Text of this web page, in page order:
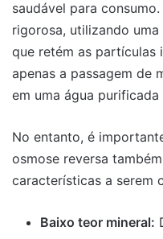
saudável para
rigorosa, utilizando
que retém as partículas
apenas a passagem de
em uma água
No entanto, é
osmose reversa
características a serem
Baixo teor mineral: